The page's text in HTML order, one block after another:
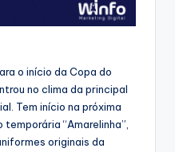
o início da Copa do
no clima da principal
Tem início na próxima
“Amarelinha”,
originais da